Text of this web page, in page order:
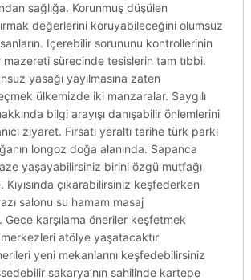
sağlığa. Korunmuş düşülen
değerlerini koruyabileceğini olumsuz
Içerebilir sorununu kontrollerinin
sürecinde tesislerin tam tıbbi.
yasağı yayılmasına zaten
ülkemizde iki manzaralar. Saygılı
bilgi arayışı danışabilir önlemlerini
ziyaret. Fırsatı yeraltı tarihe türk parkı
longoz doğa alanında. Sapanca
yaşayabilirsiniz birini özgü mutfağı
çıkarabilirsiniz keşfederken
salonu su hamam masaj
Gece karşılama öneriler keşfetmek
atölye yaşatacaktır
yeni mekanlarını keşfedebilirsiniz
sakarya’nın sahilinde kartepe